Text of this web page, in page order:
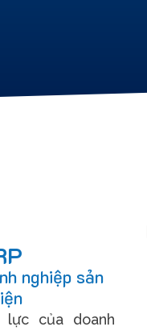
nghiệp sản
của doanh